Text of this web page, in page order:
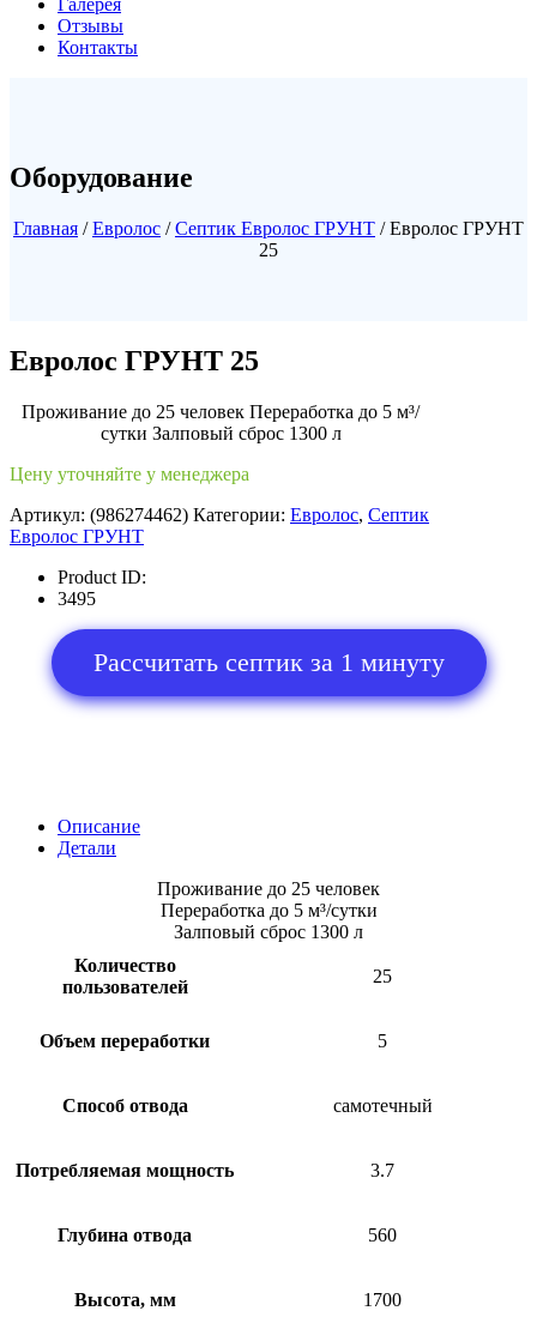
Галерея
Отзывы
Контакты
Оборудование
Главная /Евролос /Септик Евролос ГРУНТ / Евролос ГРУНТ
25
Евролос ГРУНТ 25
Проживание до 25 человек Переработка до 5 м³/
сутки Залповый сброс 1300 л
Цену уточняйте у менеджера
Артикул: (986274462) Категории: Евролос, Септик
Евролос ГРУНТ
Product ID:
3495
Рассчитать септик за 1 минуту
Описание
Детали
Проживание до 25 человек
Переработка до 5 м³/сутки
Залповый сброс 1300 л
Количество
пользователей
25
Объем переработки 5
Способ отвода самотечный
Потребляемая мощность 3.7
Глубина отвода 560
Высота, мм 1700